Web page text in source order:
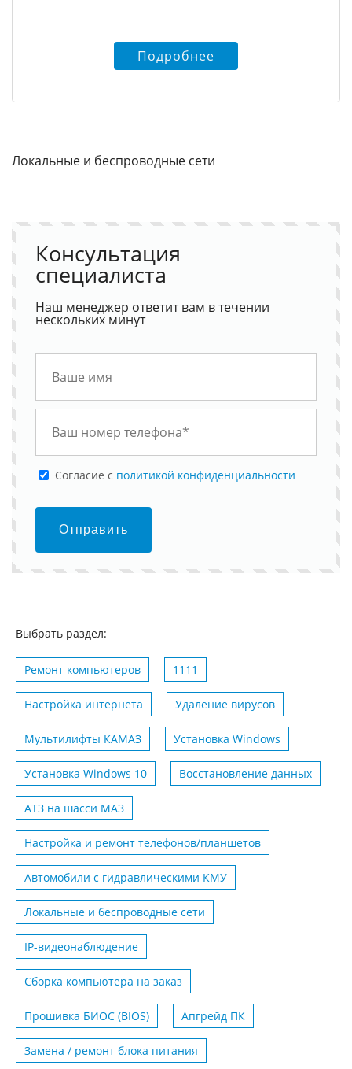
Подробнее
Локальные и беспроводные сети
Консультация
специалиста
Наш менеджер ответит вам в течении
нескольких минут
Cогласие с политикой конфиденциальности
Отправить
Выбрать раздел:
Ремонт компьютеров 1111
Настройка интернета Удаление вирусов
Мультилифты КАМАЗ Установка Windows
Установка Windows 10 Восстановление данных
АТЗ на шасси MАЗ
Настройка и ремонт телефонов/планшетов
Автомобили с гидравлическими КМУ
Локальные и беспроводные сети
IP-видеонаблюдение
Сборка компьютера на заказ
Прошивка БИОС (BIOS) Апгрейд ПК
Замена / ремонт блока питания